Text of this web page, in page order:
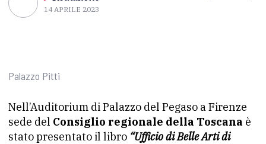
14 APRILE 2023
Palazzo Pitti
Nell’Auditorium di Palazzo del Pegaso a Firenze
sede del Consiglio regionale della Toscana è
stato presentato il libro “Ufficio di Belle Arti di